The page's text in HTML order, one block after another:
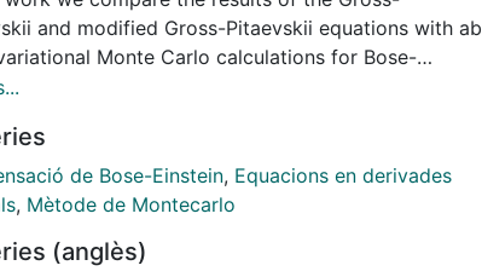
and modified Gross-Pitaevskii equations with ab
Monte Carlo calculations for Bose-
condensates of atoms in axially symmetric traps.
line along the z axis at high values of the
and demonstrate an excellent agreement
the modified Gross-Pitaevskii and ab initio
de Bose-Einstein, Equacions en derivades
, Mètode de Montecarlo
(anglès)